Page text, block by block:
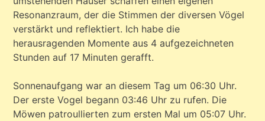
Resonanzraum, der die Stimmen der diversen Vögel
verstärkt und reflektiert. Ich habe die
herausragenden Momente aus 4 aufgezeichneten
Stunden auf 17 Minuten gerafft.
Sonnenaufgang war an diesem Tag um 06:30 Uhr.
Der erste Vogel begann 03:46 Uhr zu rufen. Die
Möwen patroullierten zum ersten Mal um 05:07 Uhr.